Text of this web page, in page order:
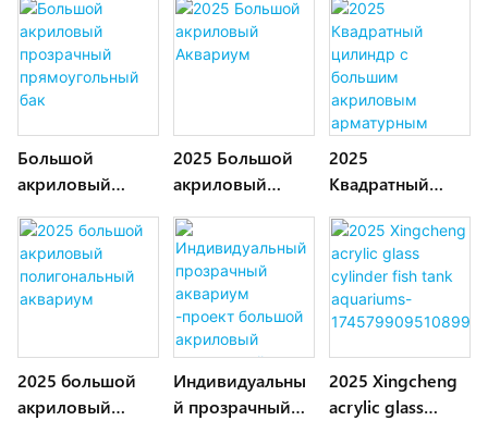
стеклянного
цилиндра
аквариумы
аквариум
аквариум
аквариум
аквариума
Большой
акриловый
прямоугольный
бак
2025 Большой
акриловый
2025
Квадратный
большим
акриловым
арматурным
2025 большой
акриловый
Индивидуальны
й прозрачный
2025 Xingcheng
acrylic glass